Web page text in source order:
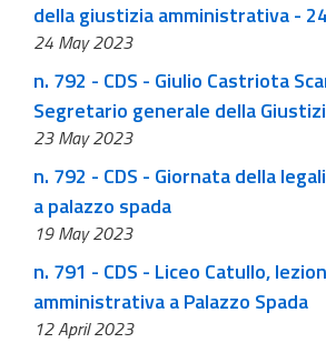
della giustizia amministrativa -
24 May 2023
n. 792 - CDS - Giulio Castriota
Segretario generale della
23 May 2023
n. 792 - CDS - Giornata della
a palazzo spada
19 May 2023
n. 791 - CDS - Liceo Catullo,
amministrativa a Palazzo Spada
12 April 2023